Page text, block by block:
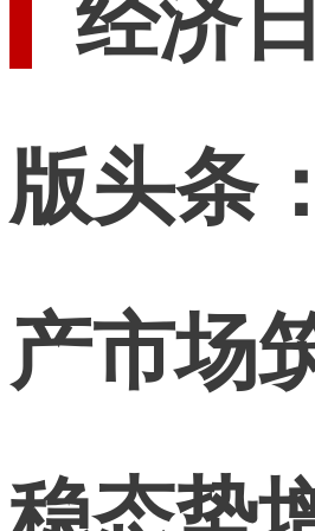
经济
版头条
产市场